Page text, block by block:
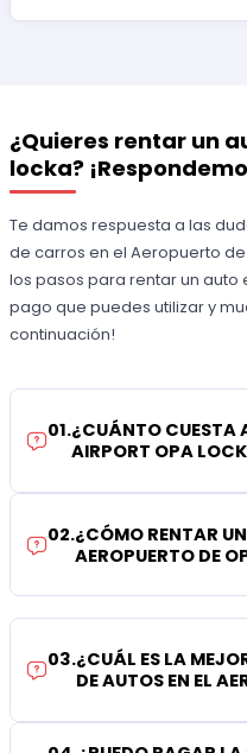
¿Quieres rentar un
locka?
Te damos respuesta a las
de carros en el Aeropuerto
los pasos para rentar un auto
pago que puedes utilizar y
continuación!
01.¿CUÁNTO CUESTA
AIRPORT OPA
02.¿CÓMO RENTAR
AEROPUERTO DE
03.¿CUÁL ES LA
DE AUTOS EN EL